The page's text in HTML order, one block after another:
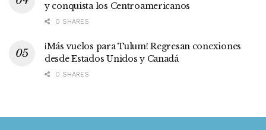
y conquista los Centroamericanos
0 SHARES
¡Más vuelos para Tulum! Regresan conexiones
desde Estados Unidos y Canadá
0 SHARES